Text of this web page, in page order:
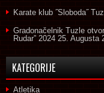
Karate klub ˝Sloboda˝
Gradonačelnik Tuzle
Rudar” 2024 25. Augusta
KATEGORIJE
Atletika